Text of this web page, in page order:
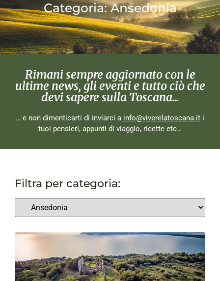
Categoria: Ansedonia
Rimani sempre aggiornato con le
ultime news, gli eventi e tutto ciò che
devi sapere sulla Toscana...
… e non dimenticarti di inviarci a info@viverelatoscana.it i
tuoi pensieri, appunti di viaggio, ricette etc…
Filtra per categoria: